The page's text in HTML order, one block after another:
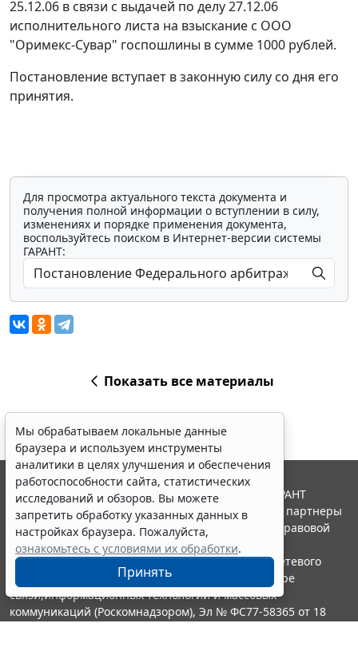
25.12.06 в связи с выдачей по делу 27.12.06
исполнительного листа на взыскание с ООО
"Оримекс-Сувар" госпошлины в сумме 1000 рублей.
Постановление вступает в законную силу со дня его
принятия.
Для просмотра актуального текста документа и
получения полной информации о вступлении в силу,
изменениях и порядке применения документа,
воспользуйтесь поиском в Интернет-версии системы
ГАРАНТ:
Показать все материалы
Мы обрабатываем локальные данные
браузера и используем инструменты
аналитики в целях улучшения и обеспечения
работоспособности сайта, статистических
исследований и обзоров. Вы можете
запретить обработку указанных данных в
настройках браузера. Пожалуйста,
ознакомьтесь с условиями их обработки.
Принять
© ООО "НПП "ГАРАНТ-СЕРВИС", 2026. Система ГАРАНТ
выпускается с 1990 года. Компания "Гарант" и ее партнеры
являются участниками Российской ассоциации правовой
информации ГАРАНТ.
Портал ГАРАНТ.РУ зарегистрирован в качестве сетевого
издания Федеральной службой по надзору в сфере
связи,информационных технологий и массовых
коммуникаций (Роскомнадзором), Эл № ФС77-58365 от 18